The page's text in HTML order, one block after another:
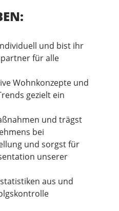
und bist ihr
für alle
Wohnkonzepte und
gezielt ein
und trägst
bei
und sorgst für
unserer
aus und